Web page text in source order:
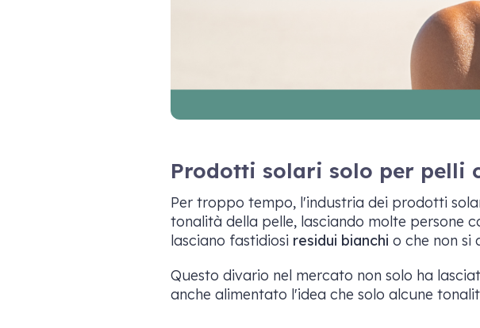
Prodotti solari solo per pelli
Per troppo tempo, l'industria dei prodotti
tonalità della pelle, lasciando molte persone
lasciano fastidiosi residui bianchi o che non
Questo divario nel mercato non solo ha
anche alimentato l'idea che solo alcune